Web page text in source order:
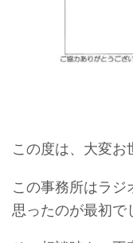
この度は、大変お
この事務所はラジ
思ったのが最初で